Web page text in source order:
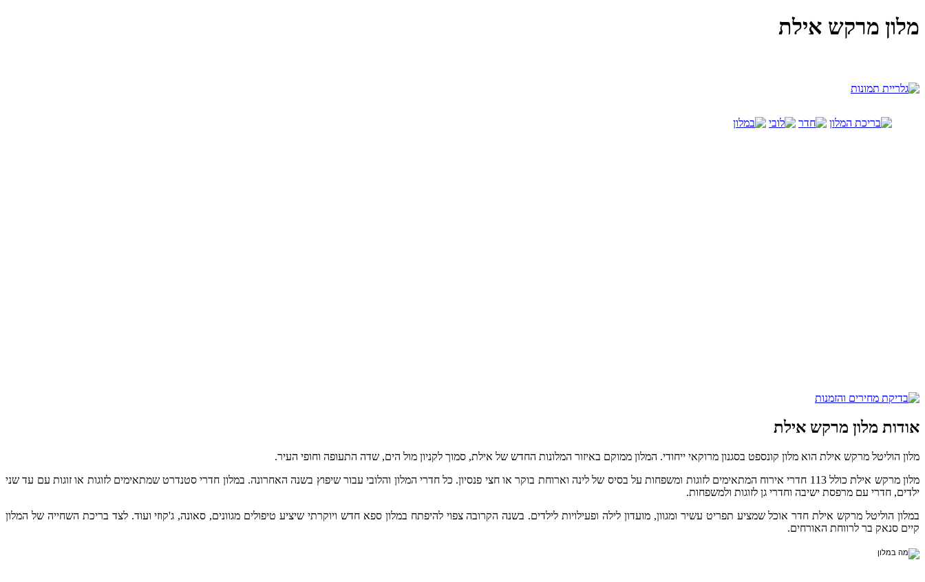
מלון מרקש אילת
אודות מלון מרקש אילת
מלון הוליטל מרקש אילת הוא מלון קונספט בסגנון מרוקאי ייחודי. המלון ממוקם באיזור המלונות החדש של אילת, סמוך לקניון מול הים, שדה התעופה וחופי העיר.
מלון מרקש אילת כולל 113 חדרי אירוח המתאימים לזוגות ומשפחות על בסיס של לינה וארוחת בוקר או חצי פנסיון. כל חדרי המלון והלובי עבור שיפוץ בשנה האחרונה. במלון חדרי סטנדרט שמתאימים לזוגות או זוגות עם עד שני
ילדים, חדרי עם מרפסת ישיבה וחדרי גן לזוגות ולמשפחות.
במלון הוליטל מרקש אילת חדר אוכל שמציע תפריט עשיר ומגוון, מועדון לילה ופעילויות לילדים. בשנה הקרובה צפוי להיפתח במלון ספא חדש ויוקרתי שיציע טיפולים מגוונים, סאונה, ג'קוזי ועוד. לצד בריכת השחייה של המלון
קיים סנאק בר לרווחת האורחים.